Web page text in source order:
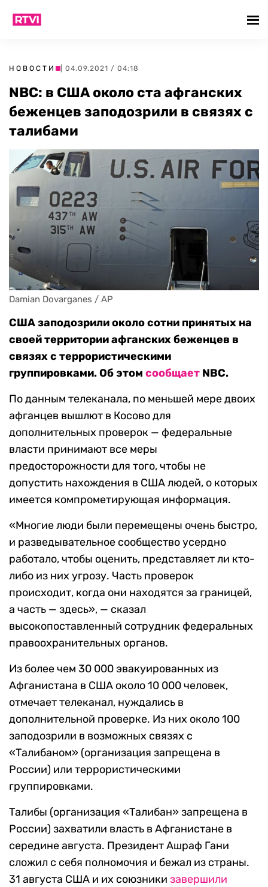
НОВОСТИ | 04.09.2021 / 04:18
NBC: в США около ста афганских
беженцев заподозрили в связях с
талибами
Damian Dovarganes / AP
США заподозрили около сотни принятых на
своей территории афганских беженцев в
связях с террористическими
группировками. Об этом сообщает NBC.
По данным телеканала, по меньшей мере двоих
афганцев вышлют в Косово для
дополнительных проверок — федеральные
власти принимают все меры
предосторожности для того, чтобы не
допустить нахождения в США людей, о которых
имеется компрометирующая информация.
«Многие люди были перемещены очень быстро,
и разведывательное сообщество усердно
работало, чтобы оценить, представляет ли кто-
либо из них угрозу. Часть проверок
происходит, когда они находятся за границей,
а часть — здесь», — сказал
высокопоставленный сотрудник федеральных
правоохранительных органов.
Из более чем 30 000 эвакуированных из
Афганистана в США около 10 000 человек,
отмечает телеканал, нуждались в
дополнительной проверке. Из них около 100
заподозрили в возможных связях с
«Талибаном» (организация запрещена в
России) или террористическими
группировками.
Талибы (организация «Талибан» запрещена в
России) захватили власть в Афганистане в
середине августа. Президент Ашраф Гани
сложил с себя полномочия и бежал из страны.
31 августа США и их союзники завершили